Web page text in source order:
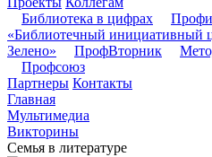
Библиотека в цифрах
Профи
«Библиотечный инициативный
Зелено»
ПрофВторник
Профсоюз
Партнеры Контакты
Главная
Мультимедиа
Викторины
Семья в литературе